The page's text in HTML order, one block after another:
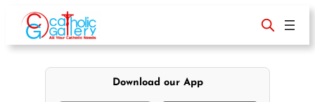
content
Download our App